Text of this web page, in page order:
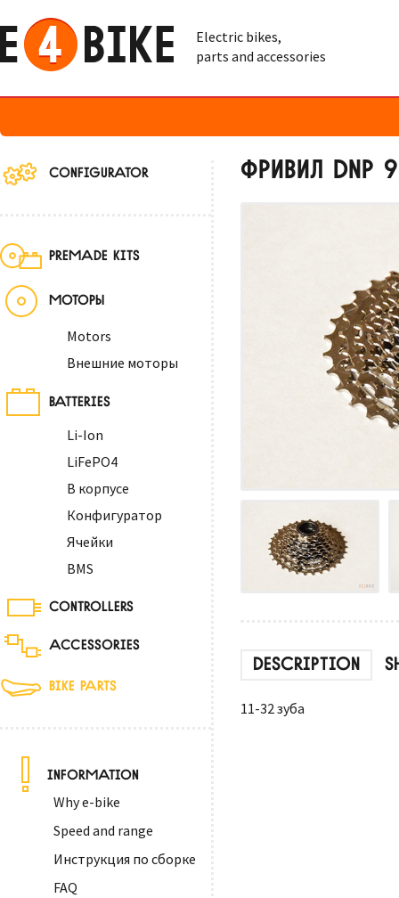
Electric bikes,
parts and accessories
CONFIGURATOR
PREMADE KITS
МОТОРЫ
Motors
Внешние моторы
BATTERIES
Li-Ion
LiFePO4
В корпусе
Конфигуратор
Ячейки
BMS
CONTROLLERS
ACCESSORIES
BIKE PARTS
INFORMATION
Why e-bike
Speed and range
Инструкция по сборке
FAQ
ФРИВИЛ DNP
DESCRIPTION
11-32 зуба